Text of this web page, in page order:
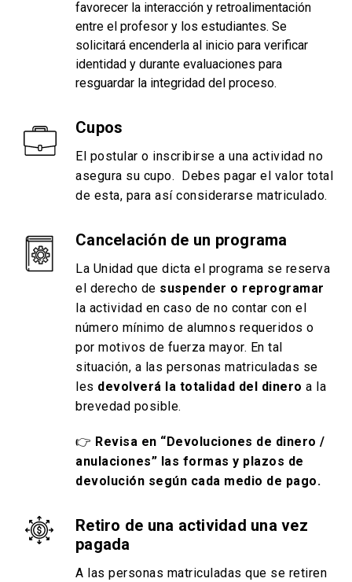
favorecer la interacción y retroalimentación
entre el profesor y los estudiantes. Se
solicitará encenderla al inicio para verificar
identidad y durante evaluaciones para
resguardar la integridad del proceso.
Cupos
El postular o inscribirse a una actividad no
asegura su cupo. Debes pagar el valor total
de esta, para así considerarse matriculado.
Cancelación de un programa
La Unidad que dicta el programa se reserva
el derecho de suspender o reprogramar
la actividad en caso de no contar con el
número mínimo de alumnos requeridos o
por motivos de fuerza mayor. En tal
situación, a las personas matriculadas se
les devolverá la totalidad del dinero a la
brevedad posible.
👉 Revisa en “Devoluciones de dinero /
anulaciones” las formas y plazos de
devolución según cada medio de pago.
Retiro de una actividad una vez
pagada
A las personas matriculadas que se retiren